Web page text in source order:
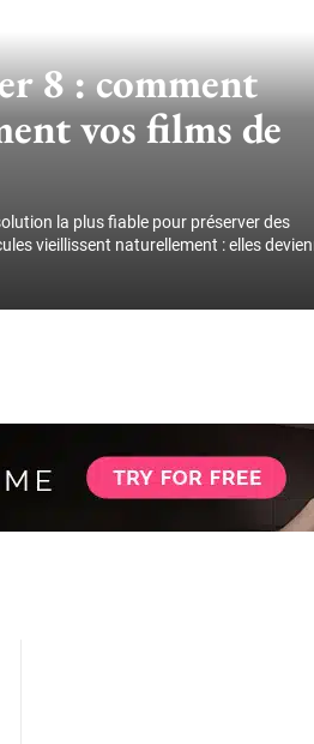
8 : comment
vos films de
la plus fiable pour préserver des
vieillissent naturellement : elles